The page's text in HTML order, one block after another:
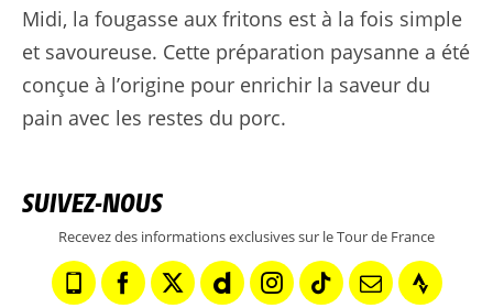
Midi, la fougasse aux fritons est à la fois simple
et savoureuse. Cette préparation paysanne a été
conçue à l’origine pour enrichir la saveur du
pain avec les restes du porc.
SUIVEZ-NOUS
Recevez des informations exclusives sur le Tour de France